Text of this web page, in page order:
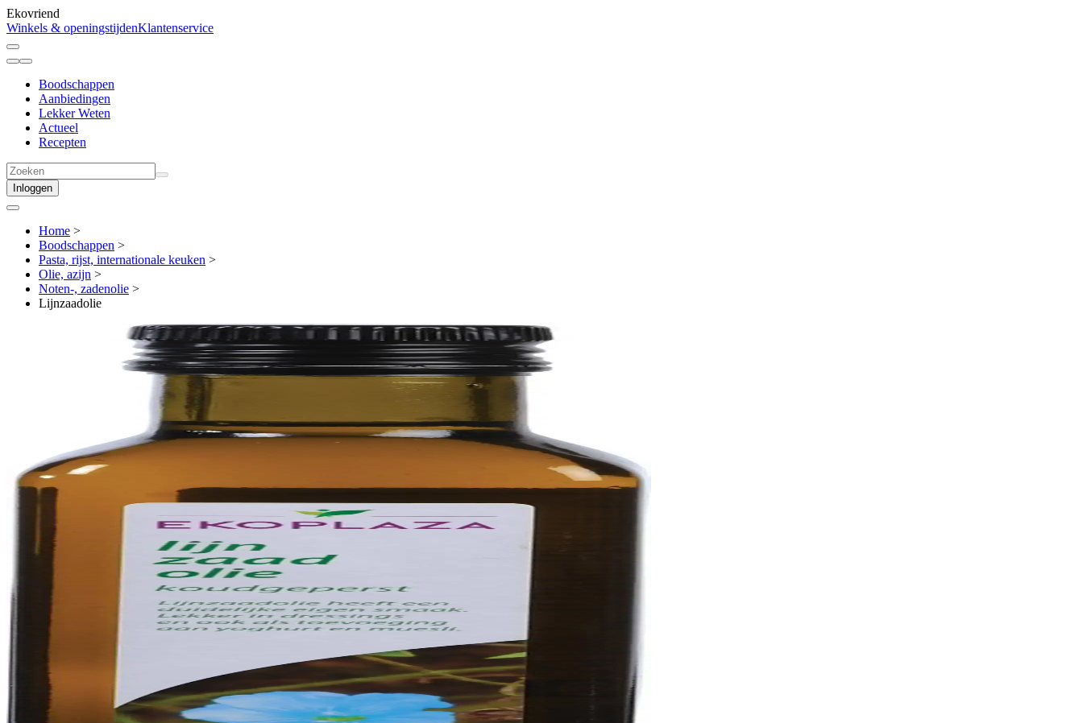
Ekovriend
Winkels & openingstijdenKlantenservice
Boodschappen
Aanbiedingen
Lekker Weten
Actueel
Recepten
Inloggen
Home >
Boodschappen >
Pasta, rijst, internationale keuken >
Olie, azijn >
Noten-, zadenolie >
Lijnzaadolie